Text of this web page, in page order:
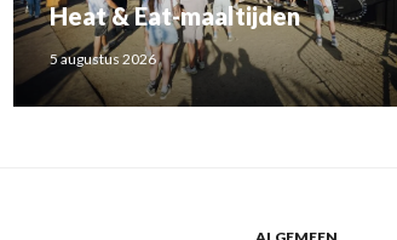
Heat & Eat-maaltijden
5 augustus 2026